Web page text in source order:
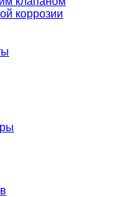
коррозии